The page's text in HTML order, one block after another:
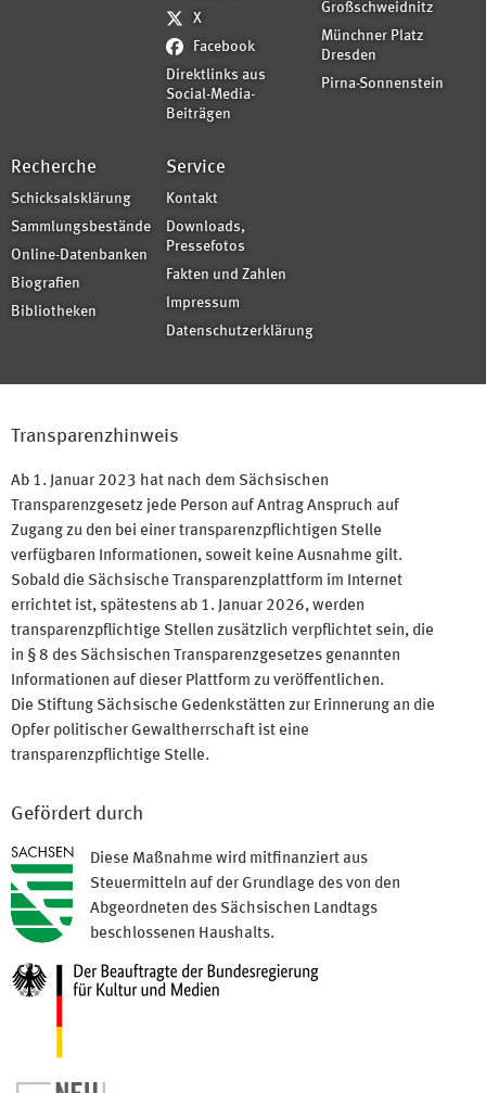
X
Facebook
Direktlinks aus
Social-Media-
Beiträgen
Großschweidnitz
Münchner Platz
Dresden
Pirna-Sonnenstein
Recherche
Schicksalsklärung
Sammlungsbestände
Online-Datenbanken
Biografien
Bibliotheken
Service
Kontakt
Downloads,
Pressefotos
Fakten und Zahlen
Impressum
Datenschutzerklärung
Transparenzhinweis
Ab 1. Januar 2023 hat nach dem Sächsischen
Transparenzgesetz jede Person auf Antrag Anspruch auf
Zugang zu den bei einer transparenzpflichtigen Stelle
verfügbaren Informationen, soweit keine Ausnahme gilt.
Sobald die Sächsische Transparenzplattform im Internet
errichtet ist, spätestens ab 1. Januar 2026, werden
transparenzpflichtige Stellen zusätzlich verpflichtet sein, die
in § 8 des Sächsischen Transparenzgesetzes genannten
Informationen auf dieser Plattform zu veröffentlichen.
Die Stiftung Sächsische Gedenkstätten zur Erinnerung an die
Opfer politischer Gewaltherrschaft ist eine
transparenzpflichtige Stelle.
Gefördert durch
Diese Maßnahme wird mitfinanziert aus
Steuermitteln auf der Grundlage des von den
Abgeordneten des Sächsischen Landtags
beschlossenen Haushalts.